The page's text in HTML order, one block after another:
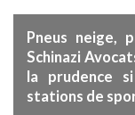
Pneus neige,
Schinazi
la prudence
stations de